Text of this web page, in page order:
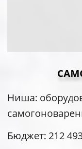
Ниша:
Бюджет: 212